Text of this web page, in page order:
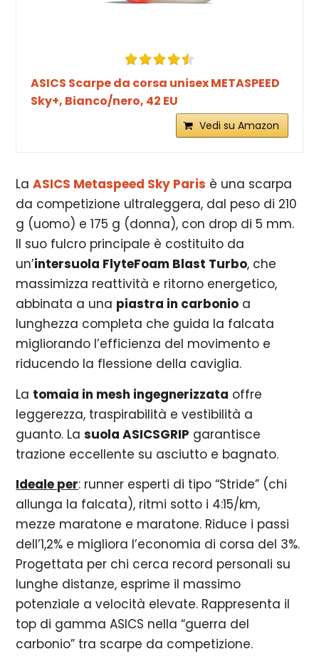
ASICS Scarpe da corsa unisex METASPEED
Sky+, Bianco/nero, 42 EU
Vedi su Amazon
LaASICS Metaspeed Sky Paris è una scarpa
da competizione ultraleggera, dal peso di 210
g (uomo) e 175 g (donna), con drop di5 mm.
Il suo fulcro principale è costituito da
un’intersuola FlyteFoam Blast Turbo, che
massimizza reattività e ritorno energetico,
abbinata a una piastra in carbonio a
lunghezza completa che guida la falcata
migliorando l’efficienza del movimento e
riducendo la flessione della caviglia.
La tomaia in mesh ingegnerizzata offre
leggerezza, traspirabilità e vestibilità a
guanto. Lasuola ASICSGRIP garantisce
trazione eccellente su asciutto e bagnato.
Ideale per: runner esperti di tipo “Stride” (chi
allunga la falcata), ritmi sotto i 4:15/km,
mezze maratone e maratone. Riduce i passi
dell’1,2% e migliora l’economia di corsa del 3%.
Progettata per chi cerca record personali su
lunghe distanze, esprime il massimo
potenziale a velocità elevate. Rappresenta il
top di gamma ASICS nella “guerra del
carbonio” tra scarpe da competizione.